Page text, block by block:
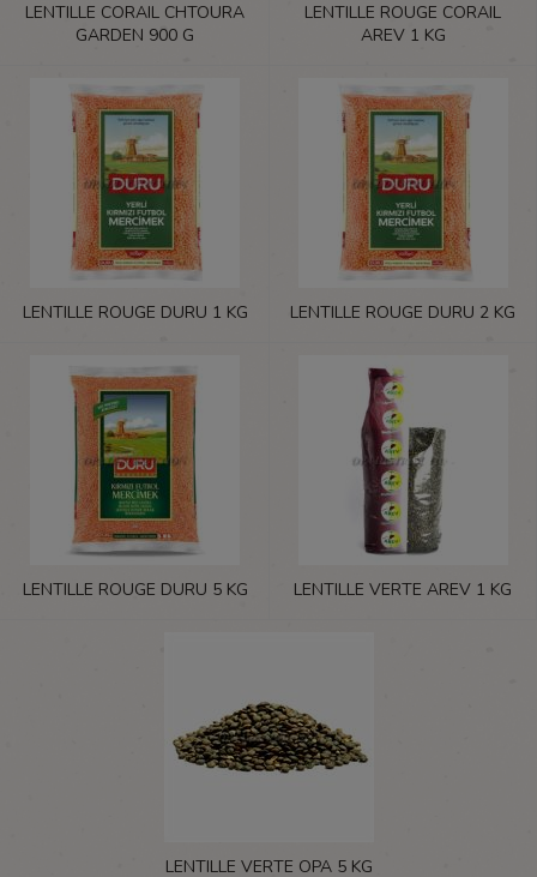
LENTILLE CORAIL CHTOURA
GARDEN 900 G
LENTILLE ROUGE CORAIL
AREV 1 KG
LENTILLE ROUGE DURU 1 KG LENTILLE ROUGE DURU 2 KG
LENTILLE ROUGE DURU 5 KG LENTILLE VERTE AREV 1 KG
LENTILLE VERTE OPA 5 KG